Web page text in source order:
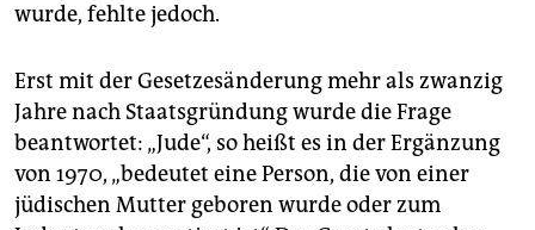
wurde, fehlte jedoch.
Erst mit der Gesetzesänderung mehr als zwanzig
Jahre nach Staatsgründung wurde die Frage
beantwortet: „Jude“, so heißt es in der Ergänzung
von 1970, „bedeutet eine Person, die von einer
jüdischen Mutter geboren wurde oder zum